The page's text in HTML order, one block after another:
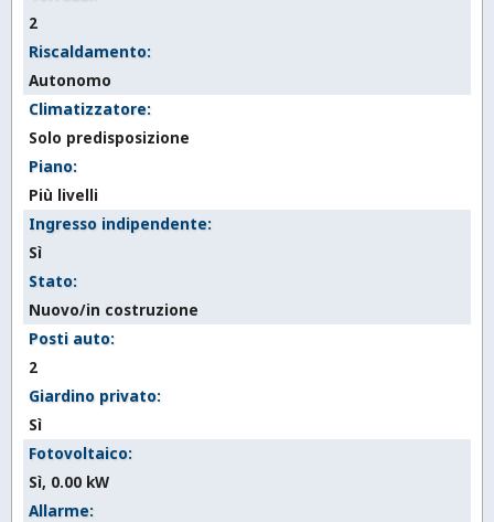
2
Riscaldamento:
Autonomo
Climatizzatore:
Solo predisposizione
Piano:
Più livelli
Ingresso indipendente:
Sì
Stato:
Nuovo/in costruzione
Posti auto:
2
Giardino privato:
Sì
Fotovoltaico:
Sì, 0.00 kW
Allarme: